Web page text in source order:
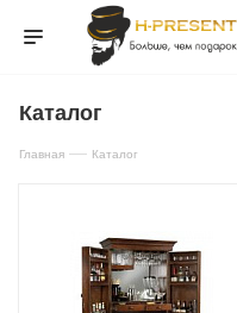
Каталог
Главная — Каталог